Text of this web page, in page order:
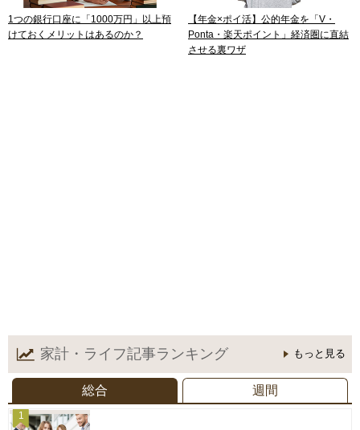
1つの銀行口座に「1000万円」以上預
けておくメリットはあるのか？
【年金×ポイ活】公的年金を「V・
Ponta・楽天ポイント」経済圏に直結
させる裏ワザ
家計・ライフ記事ランキング もっと見る
総合 週間
1